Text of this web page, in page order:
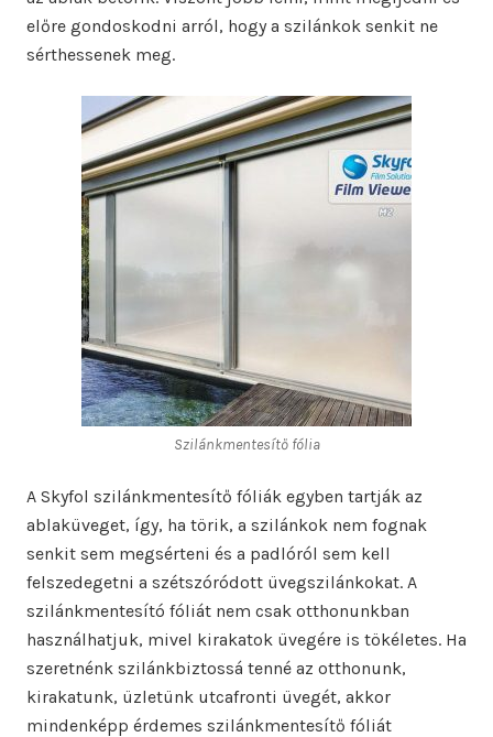
előre gondoskodni arról, hogy a szilánkok senkit ne
sérthessenek meg.
Szilánkmentesítő fólia
A Skyfol szilánkmentesítő fóliák egyben tartják az
ablaküveget, így, ha törik, a szilánkok nem fognak
senkit sem megsérteni és a padlóról sem kell
felszedegetni a szétszóródott üvegszilánkokat. A
szilánkmentesító fóliát nem csak otthonunkban
használhatjuk, mivel kirakatok üvegére is tökéletes. Ha
szeretnénk szilánkbiztossá tenné az otthonunk,
kirakatunk, üzletünk utcafronti üvegét, akkor
mindenképp érdemes szilánkmentesítő fóliát